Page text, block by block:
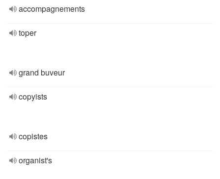
accompagnements
toper
grand buveur
copyists
copistes
organist's